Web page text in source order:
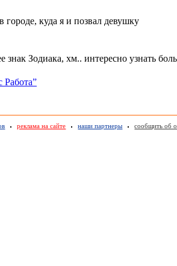
городе, куда я и позвал девушку
знак Зодиака, хм.. интересно узнать
Работа”
реклама на сайте наши партнеры сообщить об